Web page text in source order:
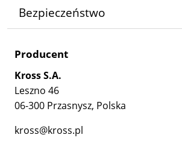
Bezpieczeństwo
Producent
Kross S.A.
Leszno 46
06-300 Przasnysz, Polska
kross@kross.pl